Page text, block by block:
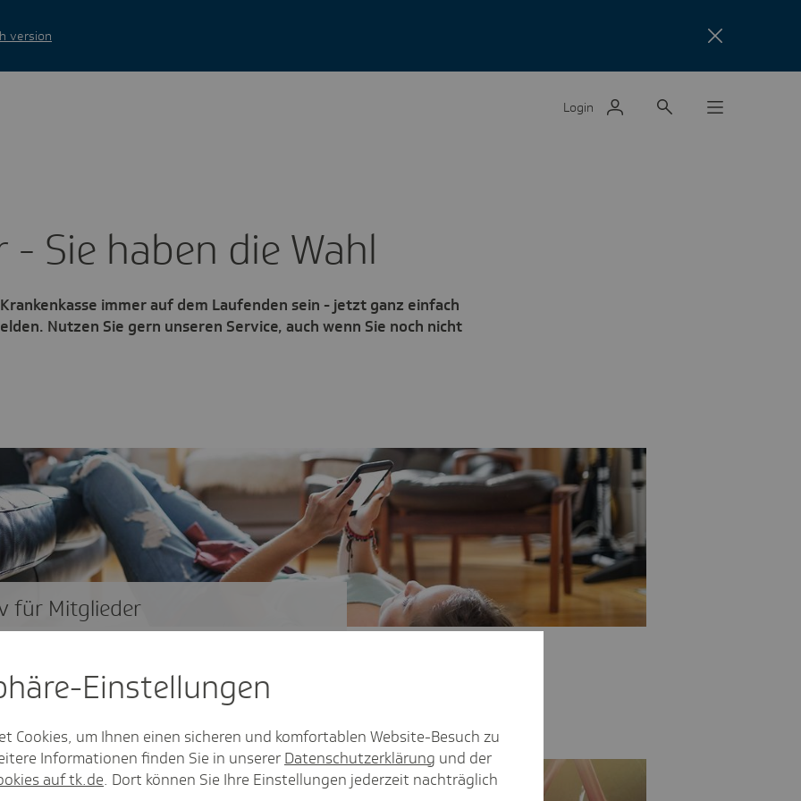
version
Login
Sie haben die Wahl
immer auf dem Laufenden sein - jetzt ganz einfach
Nutzen Sie gern unseren Service, auch wenn Sie noch nicht
für Mitglieder
Ja, ich möchte digital informiert werden
nichts mehr verpassen. Von Vorteilen und
immer gleich profitieren!
Einstel­lungen
Cookies, um Ihnen einen sicheren und komfortablen Website-Besuch zu
Informationen finden Sie in unserer Datenschutzerklärung und der
auf tk.de. Dort können Sie Ihre Einstellungen jederzeit nachträglich